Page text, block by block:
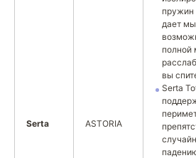
Serta ASTORIA
пружин
дает
полной
вы
Serta